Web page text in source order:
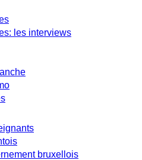
les interviews
bruxellois